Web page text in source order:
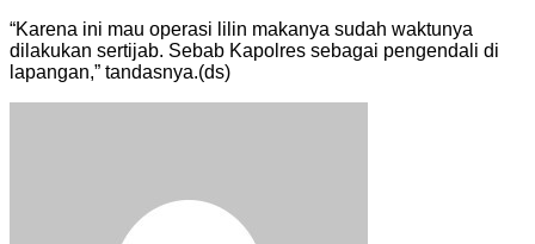
“Karena ini mau operasi lilin makanya sudah waktunya
dilakukan sertijab. Sebab Kapolres sebagai pengendali di
lapangan,” tandasnya.(ds)